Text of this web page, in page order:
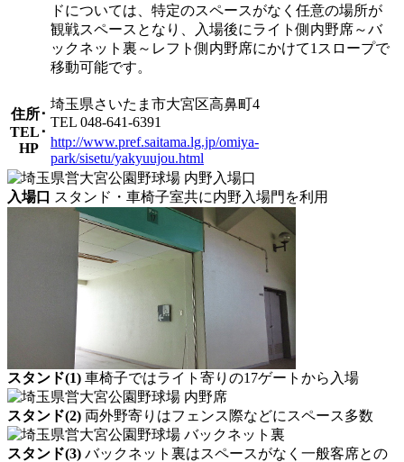
ドについては、特定のスペースがなく任意の場所が
観戦スペースとなり、入場後にライト側内野席～バ
ックネット裏～レフト側内野席にかけて1スロープで
移動可能です。
住所･
TEL･
HP
埼玉県さいたま市大宮区高鼻町4
TEL 048-641-6391
http://www.pref.saitama.lg.jp/omiya-
park/sisetu/yakyuujou.html
入場口 スタンド・車椅子室共に内野入場門を利用
スタンド(1) 車椅子ではライト寄りの17ゲートから入場
スタンド(2) 両外野寄りはフェンス際などにスペース多数
スタンド(3) バックネット裏はスペースがなく一般客席との